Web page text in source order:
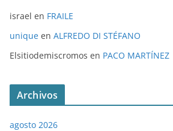
israel en FRAILE
unique en ALFREDO DI STÉFANO
Elsitiodemiscromos en PACO MARTÍNEZ
Archivos
agosto 2026